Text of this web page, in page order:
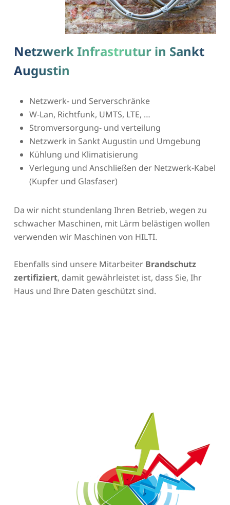
Netzwerk Infrastrutur in Sankt
Augustin
Netzwerk- und Serverschränke
W-Lan, Richtfunk, UMTS, LTE, …
Stromversorgung- und verteilung
Netzwerk in Sankt Augustin und Umgebung
Kühlung und Klimatisierung
Verlegung und Anschließen der Netzwerk-Kabel
(Kupfer und Glasfaser)
Da wir nicht stundenlang Ihren Betrieb, wegen zu
schwacher Maschinen, mit Lärm belästigen wollen
verwenden wir Maschinen von HILTI.
Ebenfalls sind unsere Mitarbeiter Brandschutz
zertifiziert, damit gewährleistet ist, dass Sie, Ihr
Haus und Ihre Daten geschützt sind.